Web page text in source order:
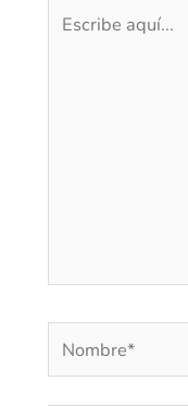
Nombre*